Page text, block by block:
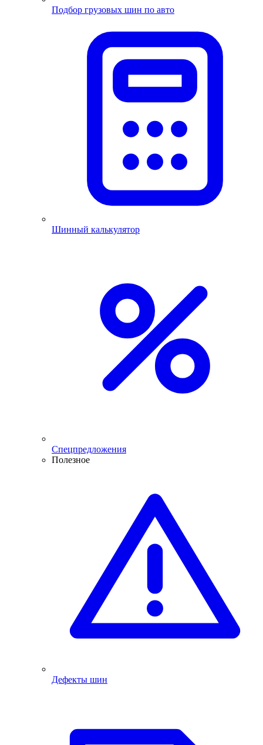
Подбор грузовых шин по авто
Шинный калькулятор
Спецпредложения
Полезное
Дефекты шин